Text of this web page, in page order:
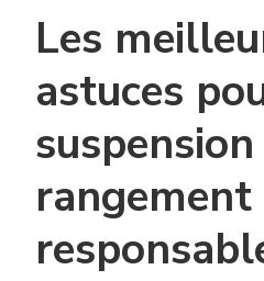
Les
astuces
rangement